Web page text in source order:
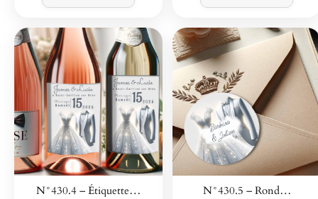
N°430.4 – Étiquette… N°430.5 – Rond…